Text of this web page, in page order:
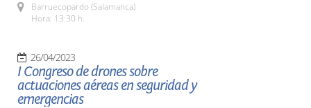
Barruecopardo (Salamanca)
Hora: 13:30 h.
26/04/2023
I Congreso de drones sobre
actuaciones aéreas en seguridad y
emergencias